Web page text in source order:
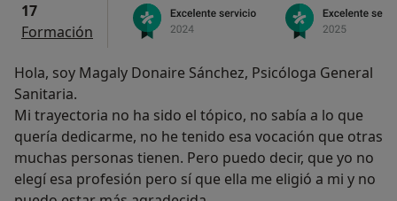
17
Formación
Hola, soy Magaly Donaire Sánchez, Psicóloga General
Sanitaria.
Mi trayectoria no ha sido el tópico, no sabía a lo que
quería dedicarme, no he tenido esa vocación que otras
muchas personas tienen. Pero puedo decir, que yo no
elegí esa profesión pero sí que ella me eligió a mi y no